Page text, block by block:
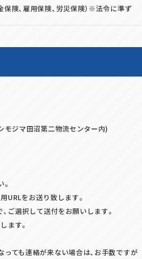
険、雇用保険、労災保険）※法令に準ず
ジマ田沼第二物流センター内)
URLをお送り致します。
ご選択して送付をお願いします。
ます。
っても連絡が来ない場合は、お手数ですが